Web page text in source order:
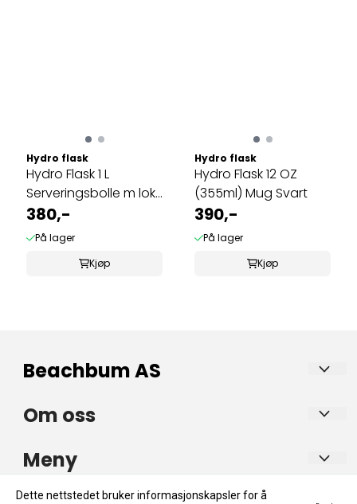
Hydro flask
Hydro Flask 1 L
Serveringsbolle m lokk
Birch
380,-
På lager
Kjøp
Hydro flask
Hydro Flask 12 OZ
(355ml) Mug Svart
390,-
På lager
Kjøp
Beachbum AS
– med bærekraft i fokus.
strandutstyr og utemøbler, med et særlig fokus på merker
Om oss
Trekta 2
Meny
Blogg
Dette nettstedet bruker informasjonskapsler for å